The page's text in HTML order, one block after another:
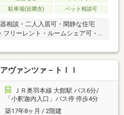
駐車場(近隣含) ペット相談可
相談・二人入居可・閑静な住宅
フリーレント・ルームシェア可・
ヴァンツァ－トＩＩ
ＪＲ奥羽本線 大館駅 バス6分/
「小釈迦内入口」バス停 停歩4分
築17年8ヶ月 / 2階建